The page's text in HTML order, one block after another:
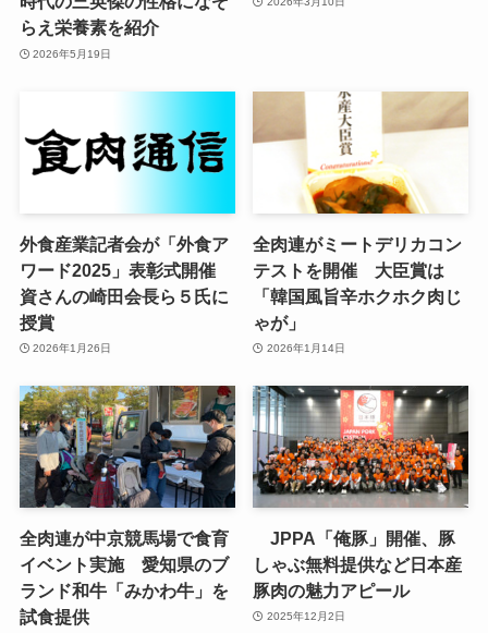
らえ栄養素を紹介
2026年5月19日
外食産業記者会が「外食ア
ワード2025」表彰式開催
資さんの崎田会長ら５氏に
授賞
2026年1月26日
全肉連がミートデリカコン
テストを開催 大臣賞は
「韓国風旨辛ホクホク肉じ
ゃが」
2026年1月14日
全肉連が中京競馬場で食育
イベント実施 愛知県のブ
ランド和牛「みかわ牛」を
試食提供
JPPA「俺豚」開催、豚
しゃぶ無料提供など日本産
豚肉の魅力アピール
2025年12月2日